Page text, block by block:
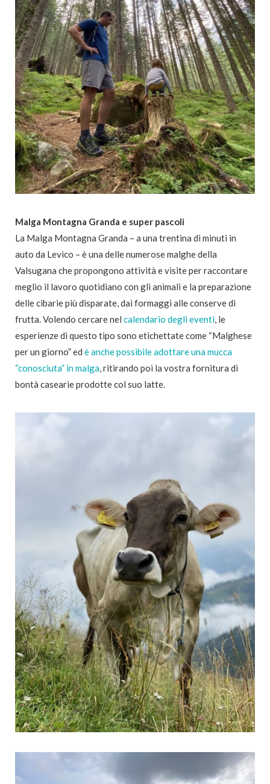
Malga Montagna Granda e super pascoli
La Malga Montagna Granda – a una trentina di minuti in
auto da Levico – è una delle numerose malghe della
Valsugana che propongono attività e visite per raccontare
meglio il lavoro quotidiano con gli animali e la preparazione
delle cibarie più disparate, dai formaggi alle conserve di
frutta. Volendo cercare nel calendario degli eventi, le
esperienze di questo tipo sono etichettate come “Malghese
per un giorno” ed è anche possibile adottare una mucca
“conosciuta” in malga, ritirando poi la vostra fornitura di
bontà casearie prodotte col suo latte.